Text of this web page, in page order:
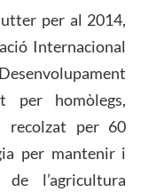
per al 2014,
Internacional
per homòlegs,
recolzat per 60
per mantenir i
l’agricultura